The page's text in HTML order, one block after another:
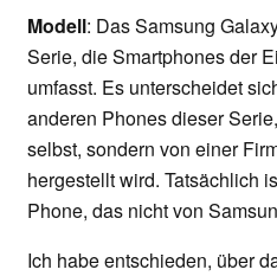
Modell: Das Samsung
Serie, die Smartphones der
umfasst. Es unterscheidet
anderen Phones dieser
selbst, sondern von einer
hergestellt wird. Tatsächlich
Phone, das nicht von
Ich habe entschieden, über